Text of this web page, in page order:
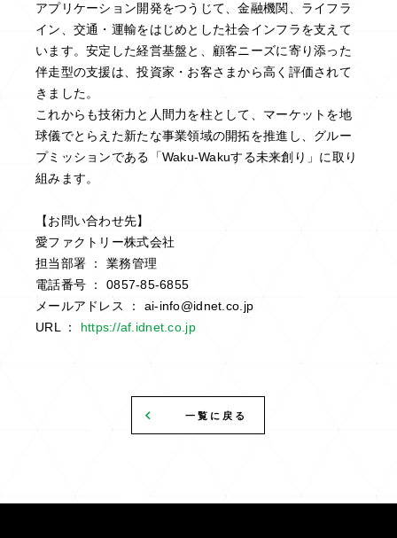
アプリケーション開発をつうじて、金融機関、ライフラ
イン、交通・運輸をはじめとした社会インフラを支えて
います。安定した経営基盤と、顧客ニーズに寄り添った
伴走型の支援は、投資家・お客さまから高く評価されて
きました。
これからも技術力と人間力を柱として、マーケットを地
球儀でとらえた新たな事業領域の開拓を推進し、グルー
プミッションである「Waku-Wakuする未来創り」に取り
組みます。
【お問い合わせ先】
愛ファクトリー株式会社
担当部署 ： 業務管理
電話番号 ： 0857-85-6855
メールアドレス ： ai-info@idnet.co.jp
URL ： https://af.idnet.co.jp
一覧に戻る